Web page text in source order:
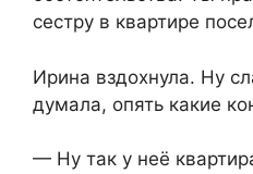
сестру в квартире
Ирина вздохнула. Ну
думала, опять какие
— Ну так у неё